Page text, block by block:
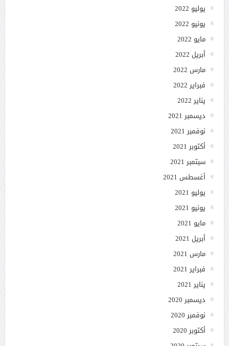
يوليو 2022
يونيو 2022
مايو 2022
أبريل 2022
مارس 2022
فبراير 2022
يناير 2022
ديسمبر 2021
نوفمبر 2021
أكتوبر 2021
سبتمبر 2021
أغسطس 2021
يوليو 2021
يونيو 2021
مايو 2021
أبريل 2021
مارس 2021
فبراير 2021
يناير 2021
ديسمبر 2020
نوفمبر 2020
أكتوبر 2020